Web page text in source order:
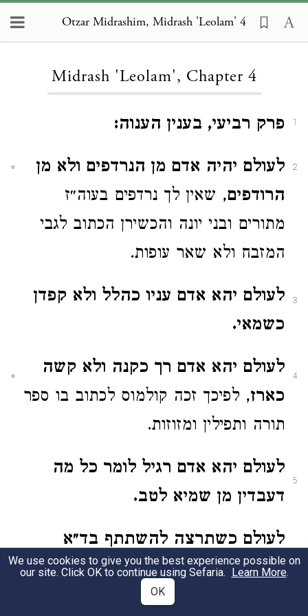
Otzar Midrashim, Midrash 'Leolam' 4
Midrash 'Leolam', Chapter 4
1 פרק רביעי, בענין הענוה:
2
לעולם יהיה אדם מן הנרדפים ולא מן
הרודפים, שאין לך נרדפים בעוה״ז
מתורים ובני יונה והכשירן הכתוב לגבי
המזבח ולא שאר עופות.
3
לעולם יהא אדם עניו כהלל ולא קפדן
כשמאי.
4
לעולם יהא אדם רך כקנה ולא קשה
כארז, לפיכך זכה קולמוס לכתוב בו ספר
תורה ותפילין ומזוזות.
5
לעולם יהא אדם רגיל לומר כל מה
דעבדין מן שמיא לטב.
6
לעולם כשתרצה להשתתף בד״א
השתתף עם צדיק עני ולא עם רשע
, ויפה ת״ת עם דרך ארץ.
We use cookies to give you the best experience possible on
our site. Click OK to continue using Sefaria. Learn More.
OK